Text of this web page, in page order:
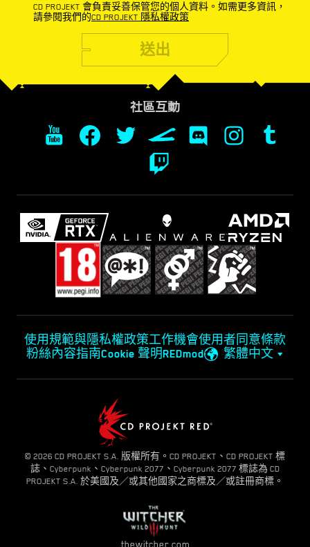
CD PROJEKT 會負責妥善保管您的個人資料。如需更多資訊，
請參閱我們的CD PROJEKT 隱私權政策
送出
社區互動
使用規範與隱私權政策工作機會使用者同意條款
粉絲內容指南Cookie 聲明REDmod 繁體中文
© 2026 CD PROJEKT S.A. 版權所有。CD PROJEKT、CD PROJEKT 標
誌、Cyberpunk、Cyberpunk 2077、Cyberpunk 2077 標誌為 CD
PROJEKT S.A. 於美國及／或其他國家之商標及／或註冊商標。
thewitcher.com